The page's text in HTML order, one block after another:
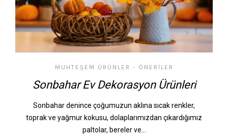
MUHTEŞEM ÜRÜNLER • ÖNERILER
Sonbahar Ev Dekorasyon Ürünleri
Sonbahar denince çoğumuzun aklına sıcak renkler,
toprak ve yağmur kokusu, dolaplarımızdan çıkardığımız
paltolar, bereler ve…